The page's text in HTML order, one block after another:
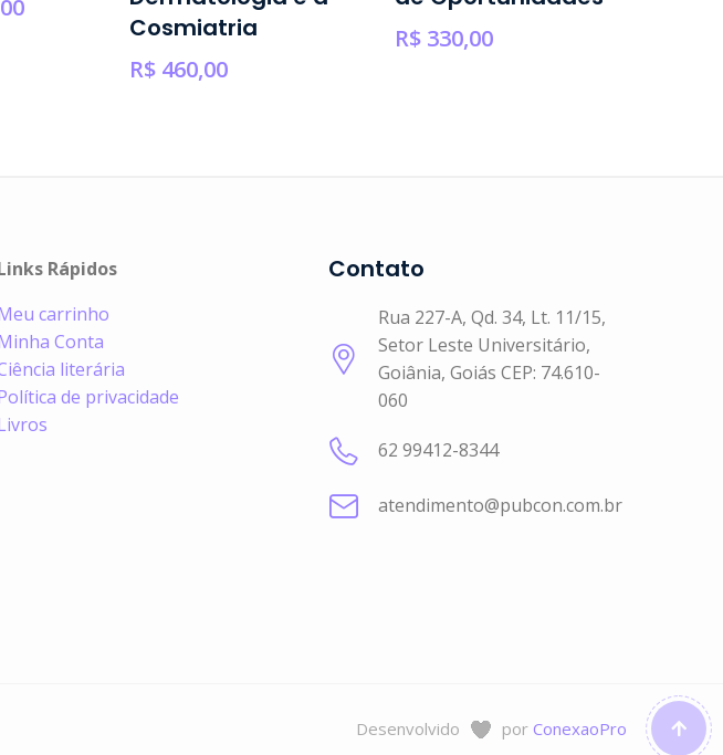
Cosmiatria
R$ 460,00
R$ 330,00
Rápidos
carrinho
Conta
literária
de privacidade
Contato
Rua 227-A, Qd. 34, Lt. 11/15,
Setor Leste Universitário,
Goiânia, Goiás CEP: 74.610-
060
62 99412-8344
atendimento@pubcon.com.br
Desenvolvido por ConexaoPro